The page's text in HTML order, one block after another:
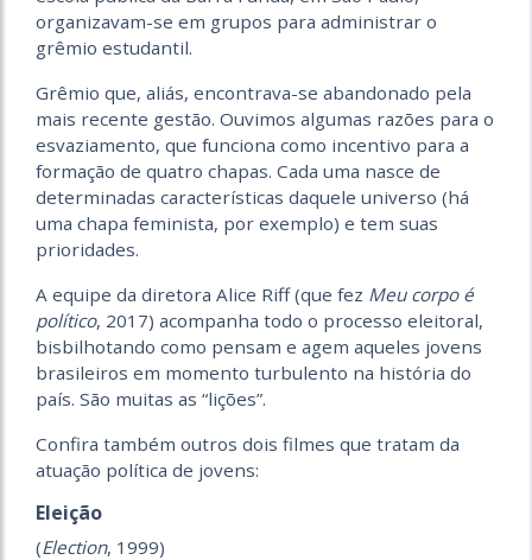
organizavam-se em grupos para administrar o
grêmio estudantil.
Grêmio que, aliás, encontrava-se abandonado pela
mais recente gestão. Ouvimos algumas razões para o
esvaziamento, que funciona como incentivo para a
formação de quatro chapas. Cada uma nasce de
determinadas características daquele universo (há
uma chapa feminista, por exemplo) e tem suas
prioridades.
A equipe da diretora Alice Riff (que fez Meu corpo é
político, 2017) acompanha todo o processo eleitoral,
bisbilhotando como pensam e agem aqueles jovens
brasileiros em momento turbulento na história do
país. São muitas as “lições”.
Confira também outros dois filmes que tratam da
atuação política de jovens:
Eleição
(Election, 1999)